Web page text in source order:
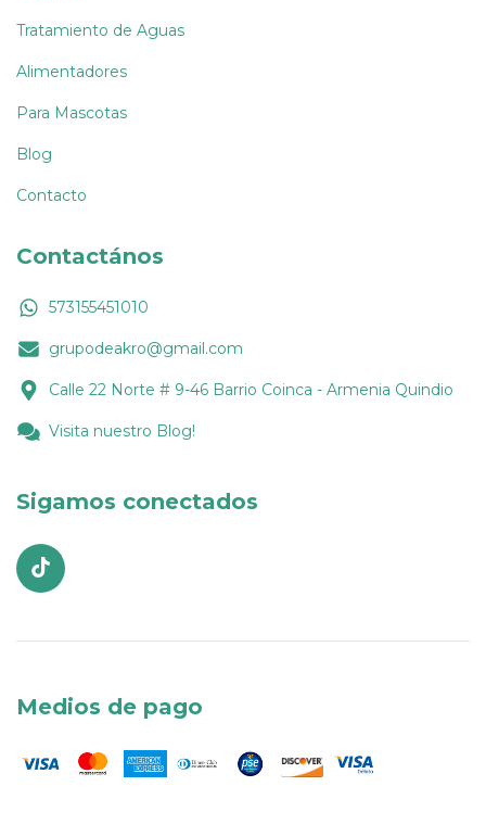
Tratamiento de Aguas
Alimentadores
Para Mascotas
Blog
Contacto
Contactános
573155451010
grupodeakro@gmail.com
Calle 22 Norte # 9-46 Barrio Coinca - Armenia Quindio
Visita nuestro Blog!
Sigamos conectados
Medios de pago